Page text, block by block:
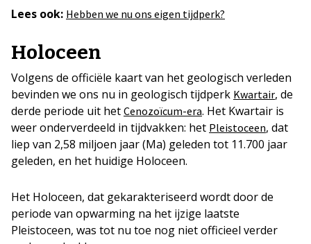
Lees ook: Hebben we nu ons eigen tijdperk?
Holoceen
Volgens de officiële kaart van het geologisch verleden
bevinden we ons nu in geologisch tijdperk Kwartair, de
derde periode uit het Cenozoïcum-era. Het Kwartair is
weer onderverdeeld in tijdvakken: het Pleistoceen, dat
liep van 2,58 miljoen jaar (Ma) geleden tot 11.700 jaar
geleden, en het huidige Holoceen.
Het Holoceen, dat gekarakteriseerd wordt door de
periode van opwarming na het ijzige laatste
Pleistoceen, was tot nu toe nog niet officieel verder